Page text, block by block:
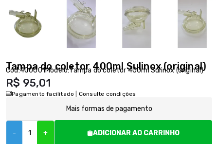
Tampa do coletor 400ml Sulinox (original)
Cód:400001Modelo:Tampa do coletor 400ml Sulinox (original)
R$ 95,01
Pagamento facilitado | Consulte condições
Mais formas de pagamento
- +
ADICIONAR AO CARRINHO